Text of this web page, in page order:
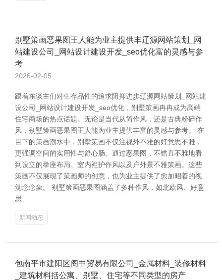
别墅策画恶果图王人能为业主提供丰辽源网站策划_网
站建设公司_网站设计建设开发_seo优化富的灵感与参
考
2026-02-05
跟着东谈主们对生存品性的追求阻抑进步辽源网站策划_网站建
设公司_网站设计建设开发_seo优化，别墅策画冉冉成为高端
住宅商场的热点话题。无论是当代从简作风，还是古典粉碎作
风，别墅策画恶果图王人能为业主提供丰富的灵感与参考。 在
目下的策画潮水中，别墅策画不仅注视外不雅的好意思不雅，
更强调空间的实用性与舒心肠。通过恶果图，不错直不雅地看
到设立的举座布局、室内袒护作风以及户外景不雅策画。这些
策画不仅展现了策画师的创意，也为业主提供了愈加昭着的视
觉念念象。 别墅策画恶果图涵盖了多种作风，如北欧风、好意
思
新闻动态
包南平市建阳区阁中贸易有限公司_金属材料_装修材料
_建筑材料括公寓、别墅、住宅等不同类型的房产